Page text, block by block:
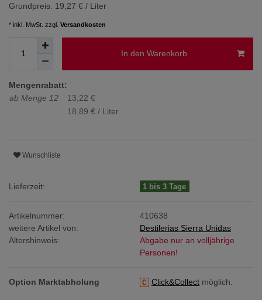
Grundpreis: 19,27 € / Liter
* inkl. MwSt. zzgl. Versandkosten
In den Warenkorb
Mengenrabatt:
ab Menge 12
13,22 €
18,89 € / Liter
Wunschliste
Lieferzeit: 1 bis 3 Tage
Artikelnummer:
410638
weitere Artikel von:
Destilerias Sierra Unidas
Altershinweis:
Abgabe nur an volljährige
Personen!
Option Marktabholung Click&Collect möglich.